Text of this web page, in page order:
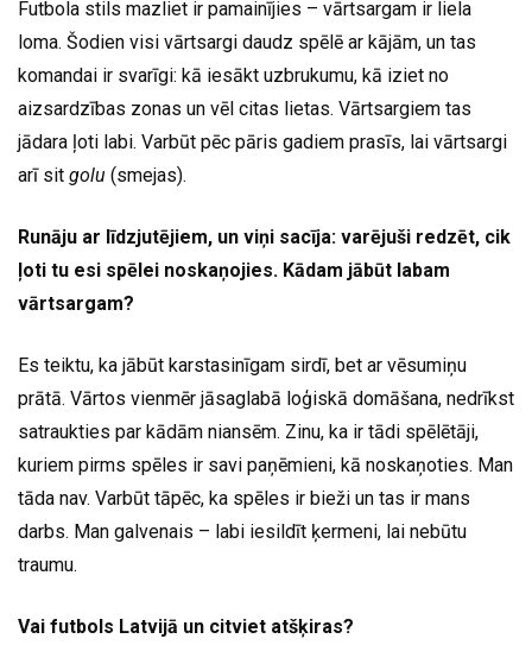
Futbola stils mazliet ir pamainījies – vārtsargam ir liela
loma. Šodien visi vārtsargi daudz spēlē ar kājām, un tas
komandai ir svarīgi: kā iesākt uzbrukumu, kā iziet no
aizsardzības zonas un vēl citas lietas. Vārtsargiem tas
jādara ļoti labi. Varbūt pēc pāris gadiem prasīs, lai vārtsargi
arī sit golu (smejas).
Runāju ar līdzjutējiem, un viņi sacīja: varējuši redzēt, cik
ļoti tu esi spēlei noskaņojies. Kādam jābūt labam
vārtsargam?
Es teiktu, ka jābūt karstasinīgam sirdī, bet ar vēsumiņu
prātā. Vārtos vienmēr jāsaglabā loģiskā domāšana, nedrīkst
satraukties par kādām niansēm. Zinu, ka ir tādi spēlētāji,
kuriem pirms spēles ir savi paņēmieni, kā noskaņoties. Man
tāda nav. Varbūt tāpēc, ka spēles ir bieži un tas ir mans
darbs. Man galvenais – labi iesildīt ķermeni, lai nebūtu
traumu.
Vai futbols Latvijā un citviet atšķiras?